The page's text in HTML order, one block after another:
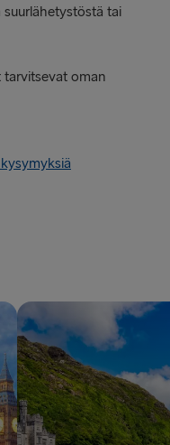
suurlähetystöstä tai
tarvitsevat oman